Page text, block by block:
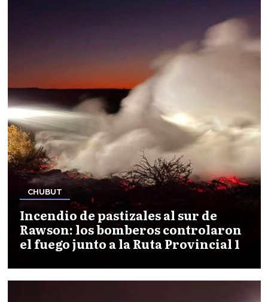
CHUBUT
Incendio de pastizales al sur de
Rawson: los bomberos controlaron
el fuego junto a la Ruta Provincial 1